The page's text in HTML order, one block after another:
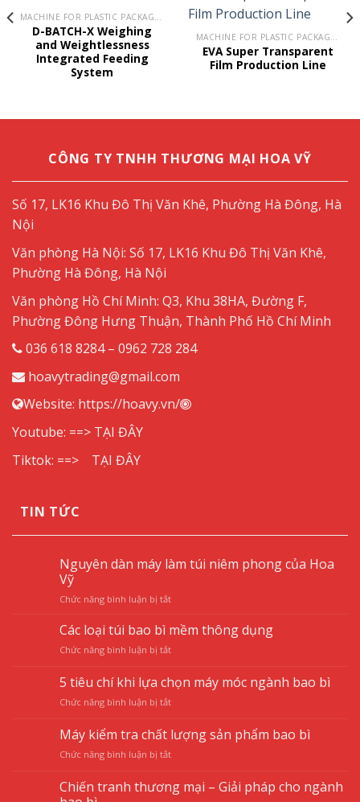
MACHINE FOR PLASTIC PACKAGING
D-BATCH-X Weighing
and Weightlessness
Integrated Feeding
System
MACHINE FOR PLASTIC PACKAGING
EVA Super Transparent
Film Production Line
CÔNG TY TNHH THƯƠNG MẠI HOA VỸ
Số 17, LK16 Khu Đô Thị Văn Khê, Phường Hà Đông, Hà
Nội
Văn phòng Hà Nội: Số 17, LK16 Khu Đô Thị Văn Khê,
Phường Hà Đông, Hà Nội
Văn phòng Hồ Chí Minh: Q3, Khu 38HA, Đường F,
Phường Đông Hưng Thuận, Thành Phố Hồ Chí Minh
036 618 8284 – 0962 728 284
hoavytrading@gmail.com
Website: https://hoavy.vn/
Youtube: ==> TẠI ĐÂY
Tiktok: ==> TẠI ĐÂY
TIN TỨC
Nguyên dàn máy làm túi niêm phong của Hoa
Vỹ
Chức năng bình luận bị tắtở
dàn
làm
niêm
của
Vỹ
Các loại túi bao bì mềm thông dụng
Chức năng bình luận bị tắtở
túi
bao
mềm
thông
dụng
5 tiêu chí khi lựa chọn máy móc ngành bao bì
Chức năng bình luận bị tắtở
tiêu
chí
khi
chọn
máy
Máy kiểm tra chất lượng sản phẩm bao bì
Chức năng bình luận bị tắtở
tra
Chiến tranh thương mại – Giải pháp cho ngành